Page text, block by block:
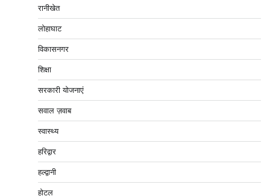
रानीखेत
लोहाघाट
विकासनगर
शिक्षा
सरकारी योजनाएं
सवाल ज़वाब
स्वास्थ्य
हरिद्वार
हल्द्वानी
होटल